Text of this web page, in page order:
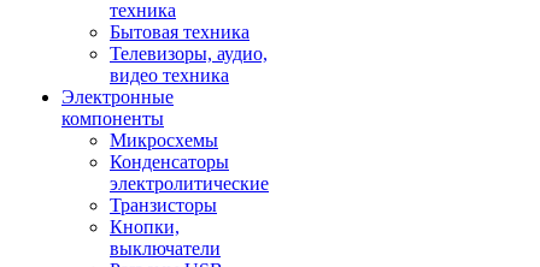
техника
Бытовая техника
Телевизоры, аудио,
видео техника
Электронные
компоненты
Микросхемы
Конденсаторы
электролитические
Транзисторы
Кнопки,
выключатели